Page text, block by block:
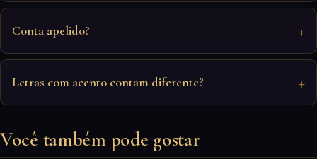
Conta apelido?
Letras com acento contam diferente?
Você também pode gostar